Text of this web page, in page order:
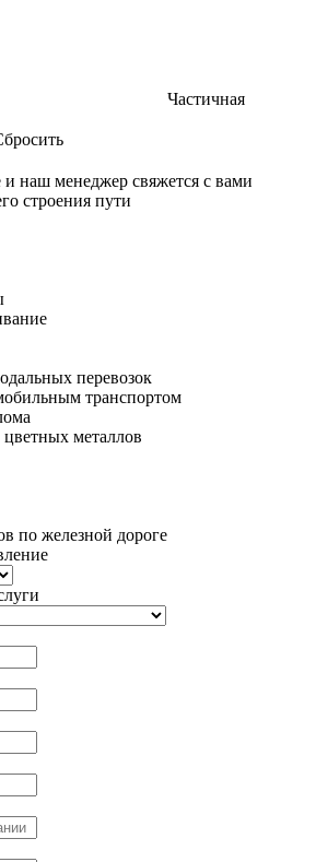
Частичная
и наш менеджер свяжется с вами
строения пути
перевозок
транспортом
металлов
по железной дороге